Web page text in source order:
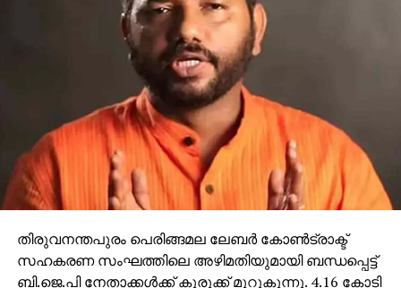
തിരുവനന്തപുരം പെരിങ്ങമല ലേബര്‍ കോണ്‍ട്രാക്ട്
സഹകരണ സംഘത്തിലെ അഴിമതിയുമായി ബന്ധപ്പെട്ട്
ബി.ജെ.പി നേതാക്കള്‍ക്ക് കുരുക്ക് മുറുകുന്നു. 4.16 കോടി